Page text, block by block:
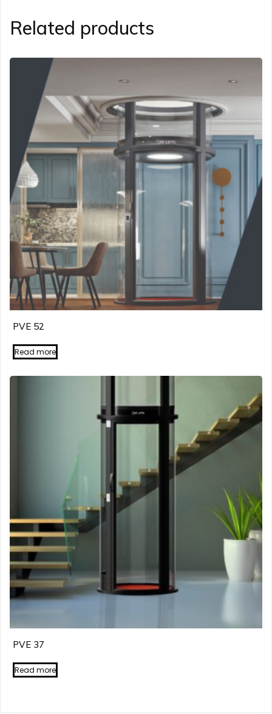
Related products
PVE 52
Read more
PVE 37
Read more